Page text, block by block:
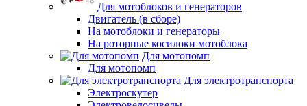
Для мотоблоков и генераторов
Двигатель (в сборе)
На мотоблоки и генераторы
На роторные косилоки мотоблока
Для мотопомп
Для мотопомп
Для электротранспорта
Электроскутер